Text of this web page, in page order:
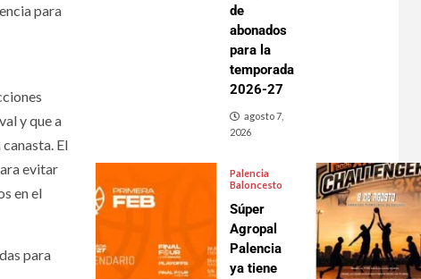
para
y que a
El
evitar
en el
para
de
abonados
para la
temporada
2026-27
agosto 7,
2026
Palencia
Baloncesto
Súper
Agropal
Palencia
ya tiene